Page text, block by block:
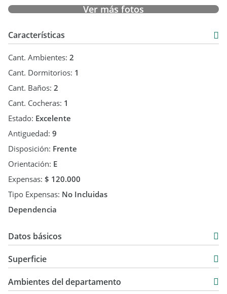
utilizadas sin autorización expresa (Ley 11.723). Las mismas
fueron tomadas por el tiular y/o provistas por el propietario.
estimativo y no forma parte de ningún tipo de
documentación contractual. Las medidas y superficies
definitivas, los importes de impuestos, tasas, servicios y
expensas indicados están sujetos a verificación por parte del
Ver más fotos
Características
Cant. Ambientes: 2
Cant. Dormitorios: 1
Cant. Baños: 2
Cant. Cocheras: 1
Estado: Excelente
Antiguedad: 9
Disposición: Frente
Orientación: E
Expensas: $ 120.000
Tipo Expensas: No Incluidas
Dependencia
Datos básicos
Venta
USD 105.000
Superficie
6,24 m2
Ambientes del departamento